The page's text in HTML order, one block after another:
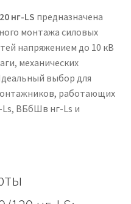
нг-LS предназначена
монтажа силовых
напряжением до 10 кВ
механических
выбор для
работающих
ВБбШв нг-Ls и